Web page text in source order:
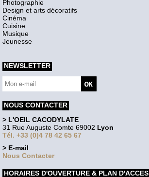
Photographie
Design et arts décoratifs
Cinéma
Cuisine
Musique
Jeunesse
NEWSLETTER
NOUS CONTACTER
> L'OEIL CACODYLATE
31 Rue Auguste Comte 69002 Lyon
Tél. +33 (0)4 78 42 65 67
> E-mail
Nous Contacter
HORAIRES D'OUVERTURE & PLAN D'ACCES